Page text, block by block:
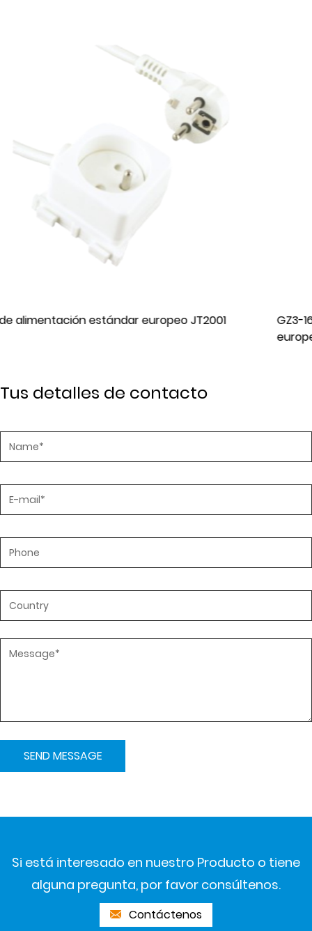
GZ3-16 Cable de alimentación de enchufe
Tus detalles de contacto
Si está interesado en nuestro Producto o tiene
alguna pregunta, por favor consúltenos.
Contáctenos